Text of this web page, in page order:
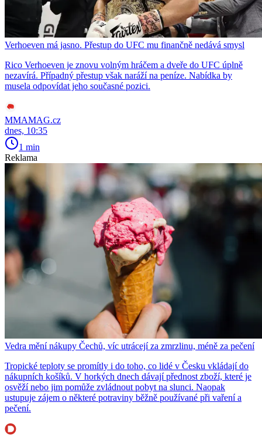
Verhoeven má jasno. Přestup do UFC mu finančně nedává smysl
Rico Verhoeven je znovu volným hráčem a dveře do UFC úplně
nezavírá. Případný přestup však naráží na peníze. Nabídka by
musela odpovídat jeho současné pozici.
MMAMAG.cz
dnes, 10:35
1 min
Reklama
Vedra mění nákupy Čechů, víc utrácejí za zmrzlinu, méně za pečení
Tropické teploty se promítly i do toho, co lidé v Česku vkládají do
nákupních košíků. V horkých dnech dávají přednost zboží, které je
osvěží nebo jim pomůže zvládnout pobyt na slunci. Naopak
ustupuje zájem o některé potraviny běžně používané při vaření a
pečení.